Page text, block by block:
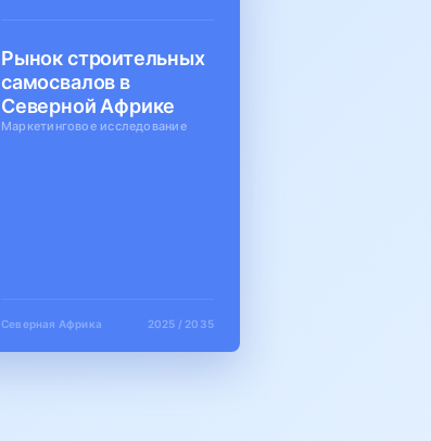
Рынок строительных
самосвалов в
Северной Африке
Маркетинговое исследование
Северная Африка 2025 / 2035